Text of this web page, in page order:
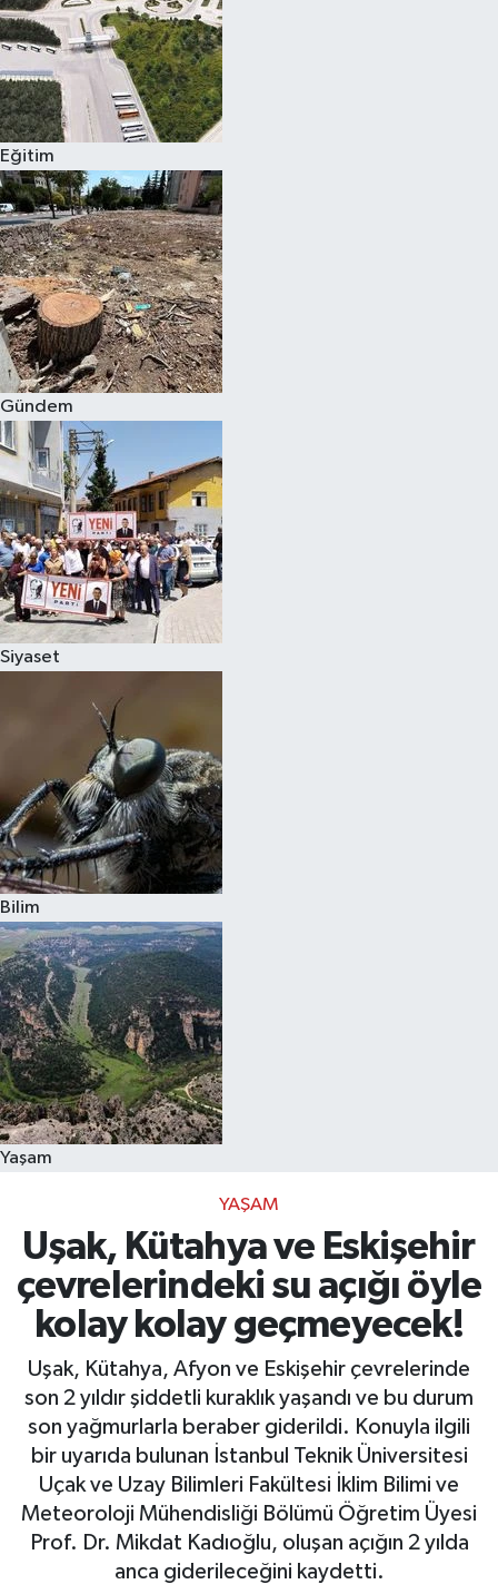
Eğitim
Gündem
Siyaset
Bilim
Yaşam
YAŞAM
Uşak, Kütahya ve Eskişehir
çevrelerindeki su açığı öyle
kolay kolay geçmeyecek!
Uşak, Kütahya, Afyon ve Eskişehir çevrelerinde
son 2 yıldır şiddetli kuraklık yaşandı ve bu durum
son yağmurlarla beraber giderildi. Konuyla ilgili
bir uyarıda bulunan İstanbul Teknik Üniversitesi
Uçak ve Uzay Bilimleri Fakültesi İklim Bilimi ve
Meteoroloji Mühendisliği Bölümü Öğretim Üyesi
Prof. Dr. Mikdat Kadıoğlu, oluşan açığın 2 yılda
anca giderileceğini kaydetti.